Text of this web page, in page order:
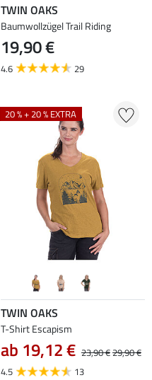
TWIN OAKS
Baumwollzügel Trail Riding
19,90 €
4.6 29
20 % + 20 % EXTRA
TWIN OAKS
T-Shirt Escapism
ab 19,12 € 23,90 €29,90 €
4.5
13